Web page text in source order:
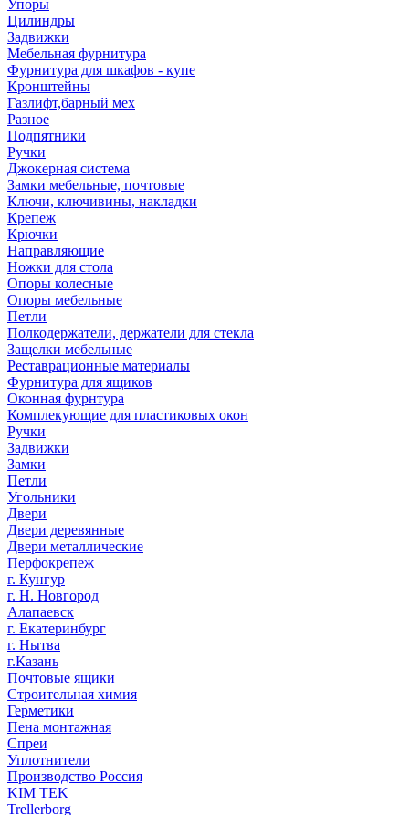
Упоры
Цилиндры
Задвижки
Мебельная фурнитура
Фурнитура для шкафов - купе
Кронштейны
Газлифт,барный мех
Разное
Подпятники
Ручки
Джокерная система
Замки мебельные, почтовые
Ключи, ключивины, накладки
Крепеж
Крючки
Направляющие
Ножки для стола
Опоры колесные
Опоры мебельные
Петли
Полкодержатели, держатели для стекла
Защелки мебельные
Реставрационные материалы
Фурнитура для ящиков
Оконная фурнтура
Комплекующие для пластиковых окон
Ручки
Задвижки
Замки
Петли
Угольники
Двери
Двери деревянные
Двери металлические
Перфокрепеж
г. Кунгур
г. Н. Новгород
Алапаевск
г. Екатеринбург
г. Нытва
г.Казань
Почтовые ящики
Строительная химия
Герметики
Пена монтажная
Спреи
Уплотнители
Производство Россия
KIM TEK
Trellerborg